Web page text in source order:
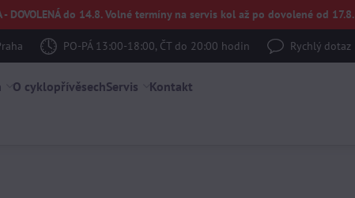
- DOVOLENÁ do 14.8. Volné termíny na servis kol až po dovolené od 17.8.
PO-PÁ 13:00-18:00, ČT do 20:00 hodin Rychlý dotaz
O cyklopřívěsechServis Kontakt